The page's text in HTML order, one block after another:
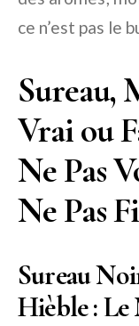
ce n’est pas le
Sureau,
Vrai ou
Ne Pas
Ne Pas
Sureau
Hièble : Le